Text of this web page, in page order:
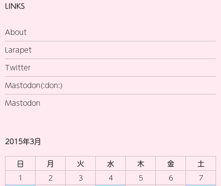
LINKS
About
Larapet
Twitter
Mastodon(:don:)
Mastodon
2015年3月
日 月 火 水 木 金
土
1
2 3 4 5 6
7